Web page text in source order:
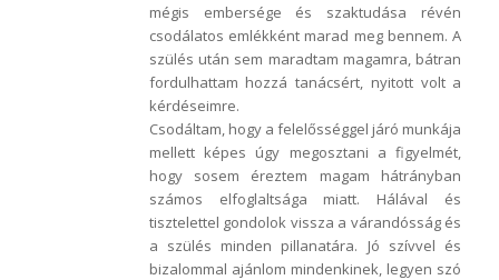
mégis embersége és szaktudása révén
csodálatos emlékként marad meg bennem. A
szülés után sem maradtam magamra, bátran
fordulhattam hozzá tanácsért, nyitott volt a
kérdéseimre.
Csodáltam, hogy a felelősséggel járó munkája
mellett képes úgy megosztani a figyelmét,
hogy sosem éreztem magam hátrányban
számos elfoglaltsága miatt. Hálával és
tisztelettel gondolok vissza a várandósság és
a szülés minden pillanatára. Jó szívvel és
bizalommal ajánlom mindenkinek, legyen szó